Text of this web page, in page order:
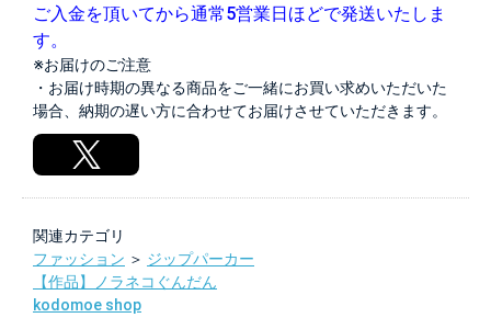
ご入金を頂いてから通常5営業日ほどで発送いたしま
す。
※お届けのご注意
・お届け時期の異なる商品をご一緒にお買い求めいただいた
場合、納期の遅い方に合わせてお届けさせていただきます。
関連カテゴリ
ファッション ＞ ジップパーカー
【作品】ノラネコぐんだん
kodomoe shop